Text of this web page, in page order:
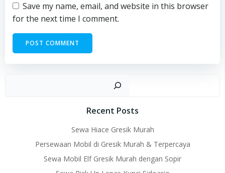
Save my name, email, and website in this browser
for the next time I comment.
Recent Posts
Sewa Hiace Gresik Murah
Persewaan Mobil di Gresik Murah & Terpercaya
Sewa Mobil Elf Gresik Murah dengan Sopir